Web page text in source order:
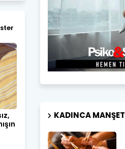
KADINCA MANŞET